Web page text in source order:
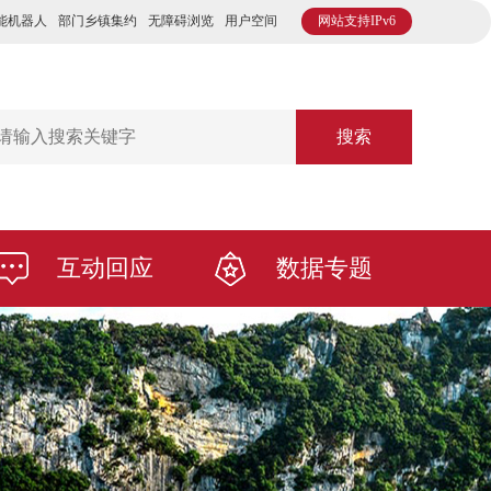
网站支持IPv6
机器人 部门乡镇集约 无障碍浏览 用户空间
搜索
互动回应 数据专题